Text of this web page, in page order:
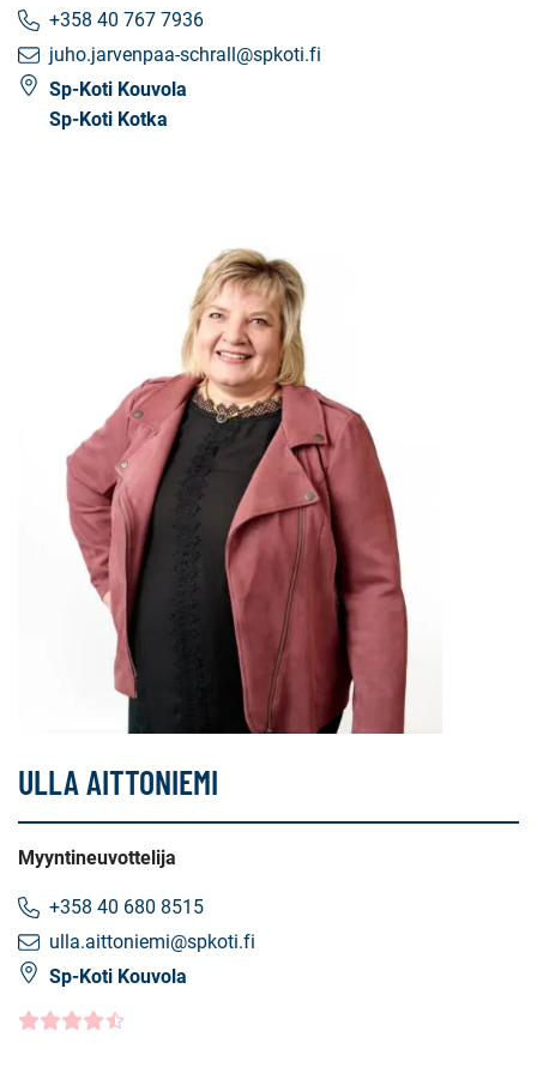
+358 40 767 7936
juho.jarvenpaa-schrall@spkoti.fi
Sp-Koti Kouvola
Sp-Koti Kotka
ULLA AITTONIEMI
Myyntineuvottelija
+358 40 680 8515
ulla.aittoniemi@spkoti.fi
Sp-Koti Kouvola
Asiakasarvio